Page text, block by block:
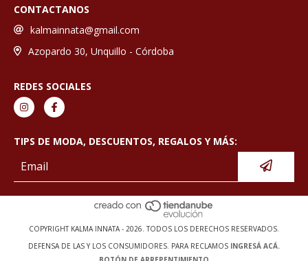
CONTACTANOS
kalmainnata@gmail.com
Azopardo 30, Unquillo - Córdoba
REDES SOCIALES
TIPS DE MODA, DESCUENTOS, REGALOS Y MÁS:
COPYRIGHT KALMA INNATA - 2026. TODOS LOS DERECHOS RESERVADOS.
DEFENSA DE LAS Y LOS CONSUMIDORES. PARA RECLAMOS INGRESÁ ACÁ.